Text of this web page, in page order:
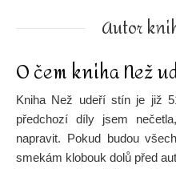
Autor
O čem kniha Než
Kniha Než udeří stín je již
předchozí díly jsem
napravit. Pokud budou
smekám klobouk dolů před